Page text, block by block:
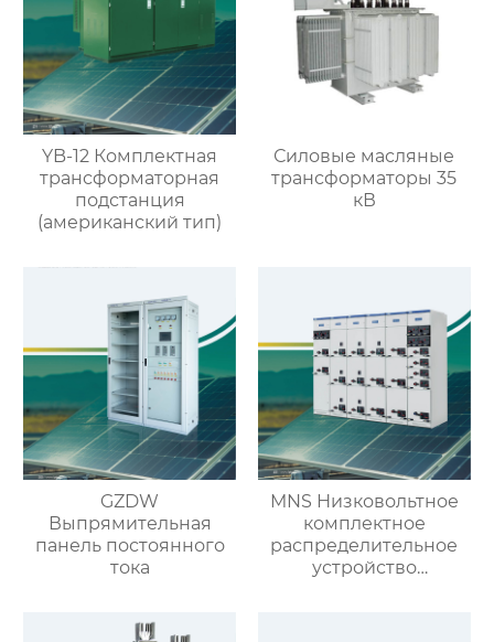
YB-12 Комплектная
трансформаторная
подстанция
(американский тип)
Силовые масляные
трансформаторы 35
кВ
GZDW
Выпрямительная
панель постоянного
тока
MNS Низковольтное
комплектное
распределительное
устройство